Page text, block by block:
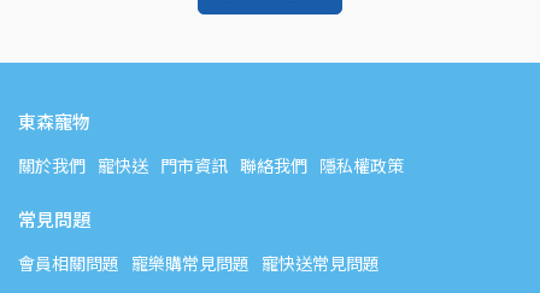
東森寵物
關於我們 寵快送 門市資訊 聯絡我們 隱私權政策
常見問題
會員相關問題 寵樂購常見問題 寵快送常見問題